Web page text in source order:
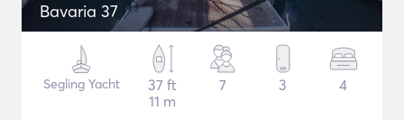
Bavaria 37
Segling Yacht
37 ft
11 m
7 3 4